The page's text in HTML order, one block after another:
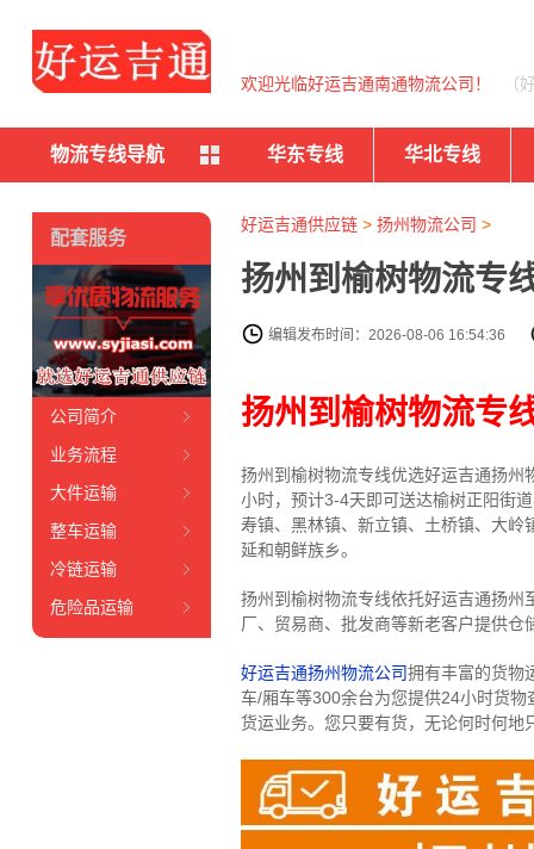
欢迎光临好运吉通南通物流公司！ （
物流专线导航 华东专线 华北专线
好运吉通供应链> 扬州物流公司 >
扬州到榆树物流专
编辑发布时间：2026-08-06 16:54:36
扬州到榆树物流专
扬州到榆树物流专线优选好运吉通扬州
小时，预计3-4天即可送达榆树正阳街
寿镇、黑林镇、新立镇、土桥镇、大岭
延和朝鲜族乡。
扬州到榆树物流专线依托好运吉通扬州
厂、贸易商、批发商等新老客户提供仓
好运吉通扬州物流公司拥有丰富的货物
车/厢车等300余台为您提供24小时货物
货运业务。 您只要有货，无论何时何地
配套服务
公司简介
业务流程
大件运输
整车运输
冷链运输
危险品运输